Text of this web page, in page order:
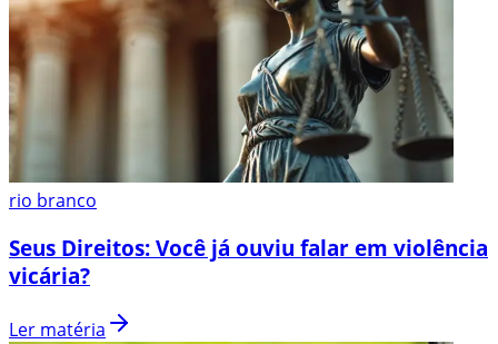
rio branco
Seus Direitos: Você já ouviu falar em violência
vicária?
Ler matéria